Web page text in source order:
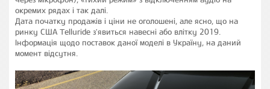
окремих рядах і так далі.
Дата початку продажів і ціни не оголошені, але ясно, що на
ринку США Telluride з'явиться навесні або влітку 2019.
Інформація щодо поставок даної моделі в Україну, на даний
момент відсутня.